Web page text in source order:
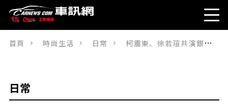
首頁 時尚生活 日常 柯震東、徐若瑄共演銀幕情侶《初戀慢半拍》浪漫戀情傳捷報 陳駿霖《初戀慢半拍》與是枝裕和、朴贊郁同入榜十大亞洲電影
日常